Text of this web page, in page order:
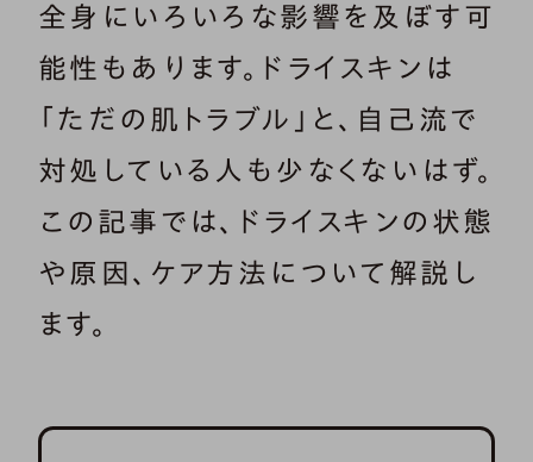
全身にいろいろな影響を及ぼす可
能性もあります。ドライスキンは
「ただの肌トラブル」と、自己流で
対処している人も少なくないはず。
この記事では、ドライスキンの状態
や原因、ケア方法について解説し
ます。